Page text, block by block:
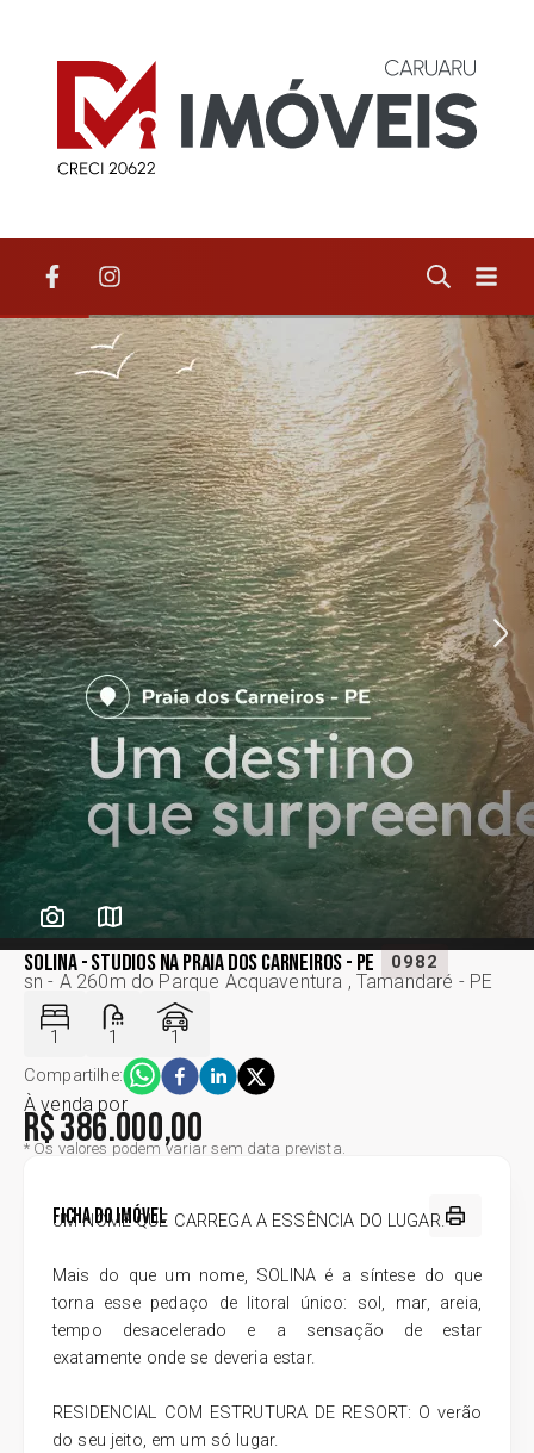
SOLINA - STUDIOS NA PRAIA DOS CARNEIROS - PE 0982
sn - A 260m do Parque Acquaventura , Tamandaré - PE
1 1
1
Compartilhe:
À venda por
R$ 386.000,00
* Os valores podem variar sem data prevista.
Ficha do Imóvel
UM NOME QUE CARREGA A ESSÊNCIA DO LUGAR.
Mais do que um nome, SOLINA é a síntese do que
torna esse pedaço de litoral único: sol, mar, areia,
tempo desacelerado e a sensação de estar
exatamente onde se deveria estar.
RESIDENCIAL COM ESTRUTURA DE RESORT: O verão
do seu jeito, em um só lugar.